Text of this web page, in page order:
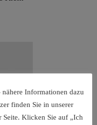
Informationen dazu
finden Sie in unserer
Seite. Klicken Sie auf „Ich